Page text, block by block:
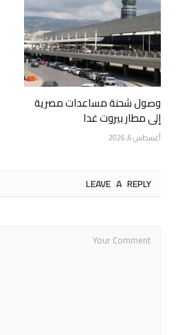
وصول شحنة مساعدات مصرية
إلى مطار بيروت غدا
أغسطس 6, 2026
LEAVE A REPLY